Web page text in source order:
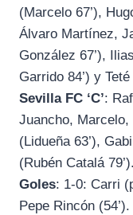
(Marcelo 67’),
Álvaro Martínez,
González 67’),
Garrido 84’) y
Sevilla FC ‘C’:
Juancho, Marcelo,
(Lidueña 63’),
(Rubén Catalá 79’).
Goles: 1-0: Carri
Pepe Rincón (54’).